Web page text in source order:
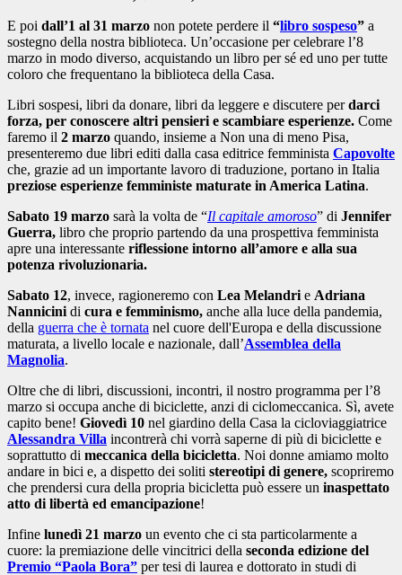
E poi dall’1 al 31 marzo non potete perdere il “libro sospeso” a
sostegno della nostra biblioteca. Un’occasione per celebrare l’8
marzo in modo diverso, acquistando un libro per sé ed uno per tutte
coloro che frequentano la biblioteca della Casa.
Libri sospesi, libri da donare, libri da leggere e discutere perdarci
forza, per conoscere altri pensieri e scambiare esperienze. Come
faremo il 2 marzo quando, insieme a Non una di meno Pisa,
presenteremo due libri editi dalla casa editrice femminista Capovolte
che, grazie ad un importante lavoro di traduzione, portano in Italia
preziose esperienze femministe maturate in America Latina.
Sabato 19 marzo sarà la volta de “Il capitale amoroso” di Jennifer
Guerra, libro che proprio partendo da una prospettiva femminista
apre una interessante riflessione intorno all’amore e alla sua
potenza rivoluzionaria.
Sabato 12, invece, ragioneremo con Lea Melandrie Adriana
Nannicinidi cura e femminismo, anche alla luce della pandemia,
della guerra che è tornata nel cuore dell'Europa e della discussione
maturata, a livello locale e nazionale, dall’Assemblea della
Magnolia.
Oltre che di libri, discussioni, incontri, il nostro programma per l’8
marzo si occupa anche di biciclette, anzi di ciclomeccanica. Sì, avete
capito bene! Giovedì 10 nel giardino della Casa la cicloviaggiatrice
Alessandra Villa incontrerà chi vorrà saperne di più di biciclette e
soprattutto di meccanica della bicicletta. Noi donne amiamo molto
andare in bici e, a dispetto dei soliti stereotipi di genere, scopriremo
che prendersi cura della propria bicicletta può essere un inaspettato
atto di libertà ed emancipazione!
Infine lunedì 21 marzo un evento che ci sta particolarmente a
cuore: la premiazione delle vincitrici della seconda edizione del
Premio “Paola Bora” per tesi di laurea e dottorato in studi di